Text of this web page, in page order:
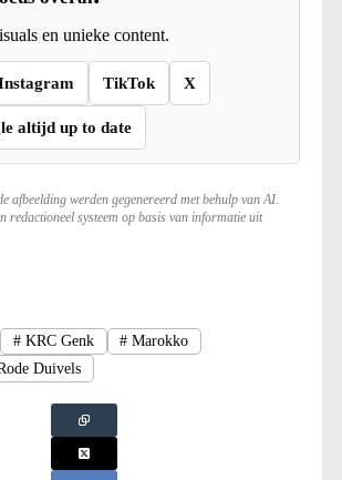
en unieke content.
TikTok X
altijd up to date
afbeelding werden gegenereerd met behulp van AI.
redactioneel systeem op basis van informatie uit
#KRC Genk # Marokko
Duivels